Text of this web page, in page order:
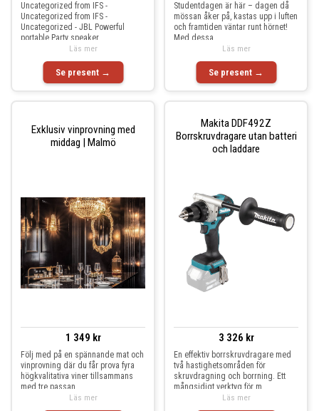
Uncategorized from IFS -
Uncategorized from IFS -
Uncategorized - JBL Powerful
portable Party speaker
Se present →
Läs mer
Studentdagen är här – dagen då
mössan åker på, kastas upp i luften
och framtiden väntar runt hörnet!
Med dessa
Se present →
Läs mer
Exklusiv vinprovning med
middag | Malmö
1 349 kr
Följ med på en spännande mat och
vinprovning där du får prova fyra
högkvalitativa viner tillsammans
med tre passan
Läs mer
Makita DDF492Z
Borrskruvdragare utan batteri
och laddare
3 326 kr
En effektiv borrskruvdragare med
två hastighetsområden för
skruvdragning och borrning. Ett
mångsidigt verktyg för m
Läs mer